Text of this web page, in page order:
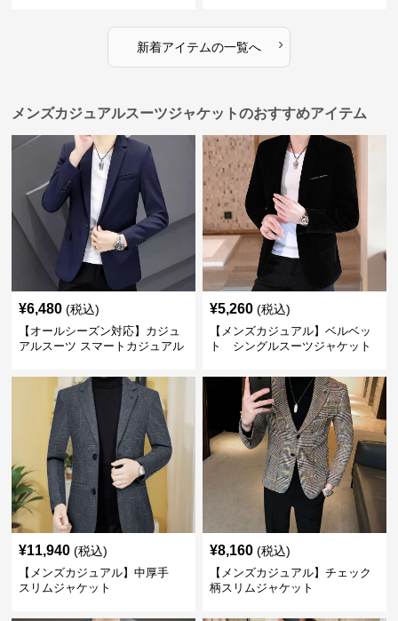
新着アイテムの一覧へ ›
メンズカジュアルスーツジャケットのおすすめアイテム
¥6,480 (税込)
【オールシーズン対応】カジュ
アルスーツ スマートカジュアル
¥5,260 (税込)
【メンズカジュアル】ベルベッ
ト シングルスーツジャケット
¥11,940 (税込)
【メンズカジュアル】中厚手
スリムジャケット
¥8,160 (税込)
【メンズカジュアル】チェック
柄スリムジャケット